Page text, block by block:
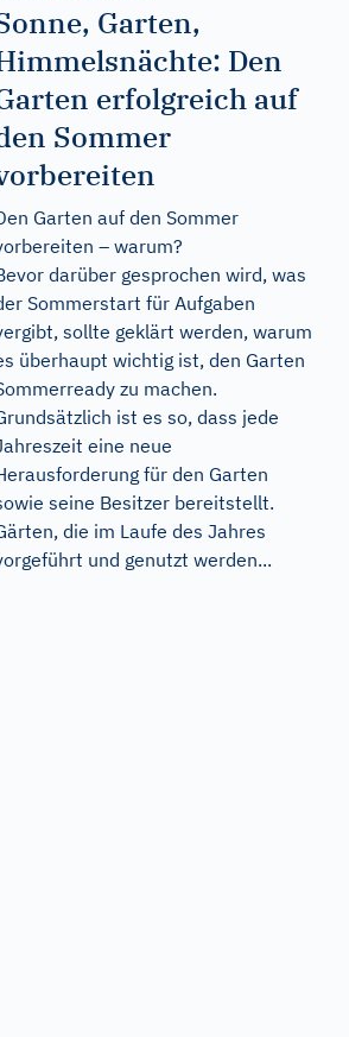
Garten,
Den
erfolgreich auf
Sommer
Garten auf den Sommer
– warum?
darüber gesprochen wird, was
Sommerstart für Aufgaben
sollte geklärt werden, warum
überhaupt wichtig ist, den Garten
zu machen.
ist es so, dass jede
eine neue
für den Garten
seine Besitzer bereitstellt.
die im Laufe des Jahres
und genutzt werden...